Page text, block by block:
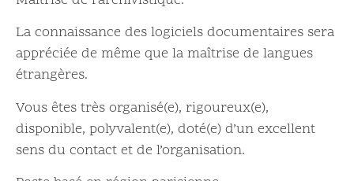
La connaissance des logiciels documentaires sera
appréciée de même que la maîtrise de langues
étrangères.
Vous êtes très organisé(e), rigoureux(e),
disponible, polyvalent(e), doté(e) d’un excellent
sens du contact et de l’organisation.